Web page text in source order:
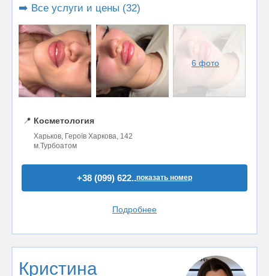
➡️ Все услуги и цены (32)
6 фото
📍 Косметология
Харьков, Героїв Харкова, 142
м.Турбоатом
+38 (099) 622..показать номер
Подробнее
Кристина